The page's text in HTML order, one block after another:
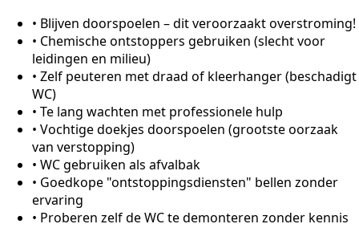
• Blijven doorspoelen – dit veroorzaakt overstroming!
• Chemische ontstoppers gebruiken (slecht voor
leidingen en milieu)
• Zelf peuteren met draad of kleerhanger (beschadigt
WC)
• Te lang wachten met professionele hulp
• Vochtige doekjes doorspoelen (grootste oorzaak
van verstopping)
• WC gebruiken als afvalbak
• Goedkope "ontstoppingsdiensten" bellen zonder
ervaring
• Proberen zelf de WC te demonteren zonder kennis